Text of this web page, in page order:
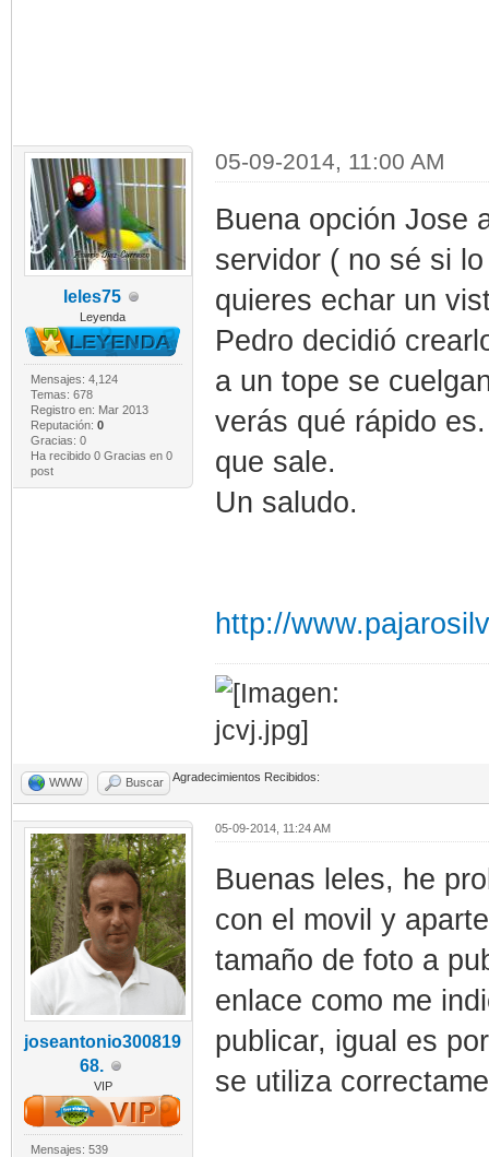
leles75
Leyenda
Mensajes: 4,124
Temas: 678
Registro en: Mar 2013
Reputación: 0
Gracias: 0
Ha recibido 0 Gracias en 0
post
05-09-2014, 11:00 AM
Buena opción Jose
servidor ( no sé si
quieres echar un
Pedro decidió
a un tope se
verás qué rápido
que sale.
Un saludo.
http://
WWW Buscar Agradecimientos Recibidos:
joseantonio300819
68.
VIP
Mensajes: 539
05-09-2014, 11:24 AM
Buenas leles, he
con el movil y
tamaño de foto a
enlace como me
publicar, igual es
se utiliza